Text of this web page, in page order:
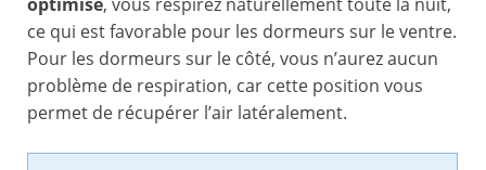
ce qui est favorable pour les dormeurs sur le ventre.
Pour les dormeurs sur le côté, vous n’aurez aucun
problème de respiration, car cette position vous
permet de récupérer l’air latéralement.